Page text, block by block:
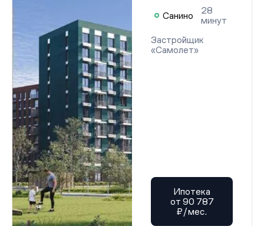
Санино
28
минут
Застройщик
«Самолет»
Ипотека
от 90 787
₽/мес.